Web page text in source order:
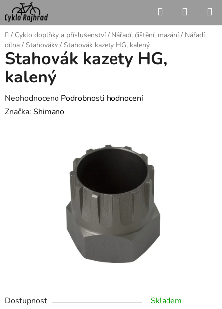
Přejít
na
obsah
Hledat
KOŠÍK
Domů
/ Cyklo doplňky a příslušenství / Nářadí, čištění, mazání / Nářadí
dílna / Stahováky / Stahovák kazety HG, kalený
Dostupnost
Skladem
Stahovák kazety HG,
kalený
Průměrné
hodnocení
Neohodnoceno Podrobnosti hodnocení
Značka: Shimano